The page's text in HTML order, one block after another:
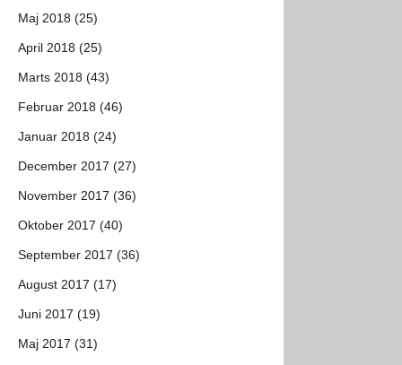
Maj 2018 (25)
April 2018 (25)
Marts 2018 (43)
Februar 2018 (46)
Januar 2018 (24)
December 2017 (27)
November 2017 (36)
Oktober 2017 (40)
September 2017 (36)
August 2017 (17)
Juni 2017 (19)
Maj 2017 (31)